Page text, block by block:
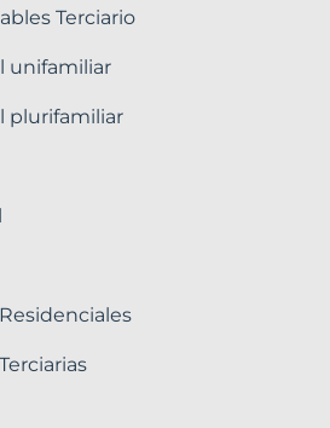
Terciario
unifamiliar
plurifamiliar